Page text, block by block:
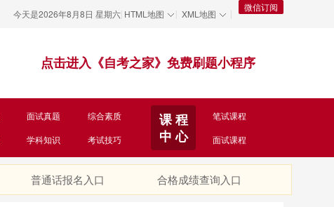
今天是2026年8月8日 星期六 HTML地图 XML地图
微信订阅
点击进入《自考之家》免费刷题小程序
面试真题
综合素质
学科知识 考试技巧
课 程
中 心
笔试课程
面试课程
普通话报名入口 合格成绩查询入口